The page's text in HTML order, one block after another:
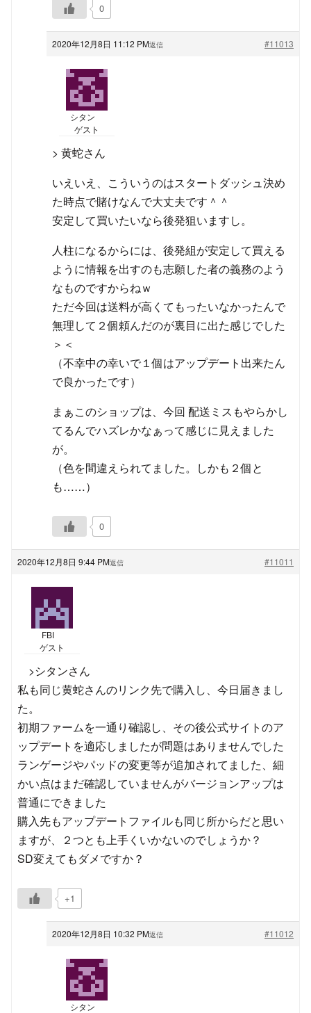
0
2020年12月8日 11:12 PM #11013
返信
シタン
ゲスト
> 黄蛇さん
いえいえ、こういうのはスタートダッシュ決め
た時点で賭けなんで大丈夫です＾＾
安定して買いたいなら後発狙いますし。
人柱になるからには、後発組が安定して買える
ように情報を出すのも志願した者の義務のよう
なものですからねｗ
ただ今回は送料が高くてもったいなかったんで
無理して２個頼んだのが裏目に出た感じでした
＞＜
（不幸中の幸いで１個はアップデート出来たん
で良かったです）
まぁこのショップは、今回 配送ミスもやらかし
てるんでハズレかなぁって感じに見えました
が。
（色を間違えられてました。しかも２個と
も……）
0
2020年12月8日 9:44 PM #11011
返信
FBI
ゲスト
>シタンさん
私も同じ黄蛇さんのリンク先で購入し、今日届きまし
た。
初期ファームを一通り確認し、その後公式サイトのア
ップデートを適応しましたが問題はありませんでした
ランゲージやパッドの変更等が追加されてました、細
かい点はまだ確認していませんがバージョンアップは
普通にできました
購入先もアップデートファイルも同じ所からだと思い
ますが、２つとも上手くいかないのでしょうか？
SD変えてもダメですか？
+1
2020年12月8日 10:32 PM #11012
返信
シタン